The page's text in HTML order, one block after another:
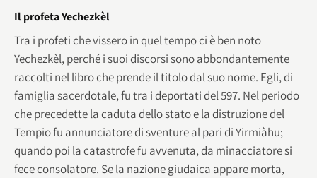
Il profeta Yechezkèl
Tra i profeti che vissero in quel tempo ci è ben noto
Yechezkèl, perché i suoi discorsi sono abbondantemente
raccolti nel libro che prende il titolo dal suo nome. Egli, di
famiglia sacerdotale, fu tra i deportati del 597. Nel periodo
che precedette la caduta dello stato e la distruzione del
Tempio fu annunciatore di sventure al pari di Yirmiàhu;
quando poi la catastrofe fu avvenuta, da minacciatore si
fece consolatore. Se la nazione giudaica appare morta,